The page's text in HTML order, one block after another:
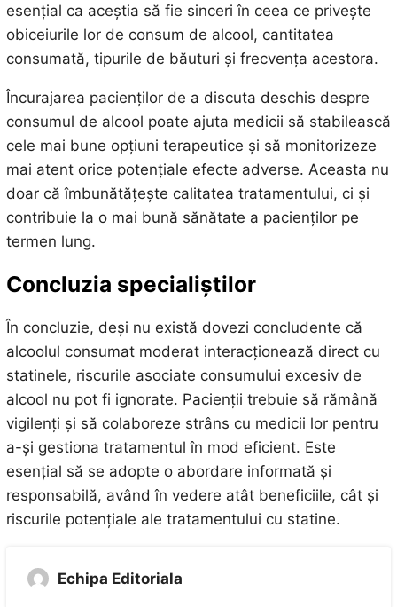
esențial ca aceștia să fie sinceri în ceea ce privește
obiceiurile lor de consum de alcool, cantitatea
consumată, tipurile de băuturi și frecvența acestora.
Încurajarea pacienților de a discuta deschis despre
consumul de alcool poate ajuta medicii să stabilească
cele mai bune opțiuni terapeutice și să monitorizeze
mai atent orice potențiale efecte adverse. Aceasta nu
doar că îmbunătățește calitatea tratamentului, ci și
contribuie la o mai bună sănătate a pacienților pe
termen lung.
Concluzia specialiștilor
În concluzie, deși nu există dovezi concludente că
alcoolul consumat moderat interacționează direct cu
statinele, riscurile asociate consumului excesiv de
alcool nu pot fi ignorate. Pacienții trebuie să rămână
vigilenți și să colaboreze strâns cu medicii lor pentru
a-și gestiona tratamentul în mod eficient. Este
esențial să se adopte o abordare informată și
responsabilă, având în vedere atât beneficiile, cât și
riscurile potențiale ale tratamentului cu statine.
Echipa Editoriala